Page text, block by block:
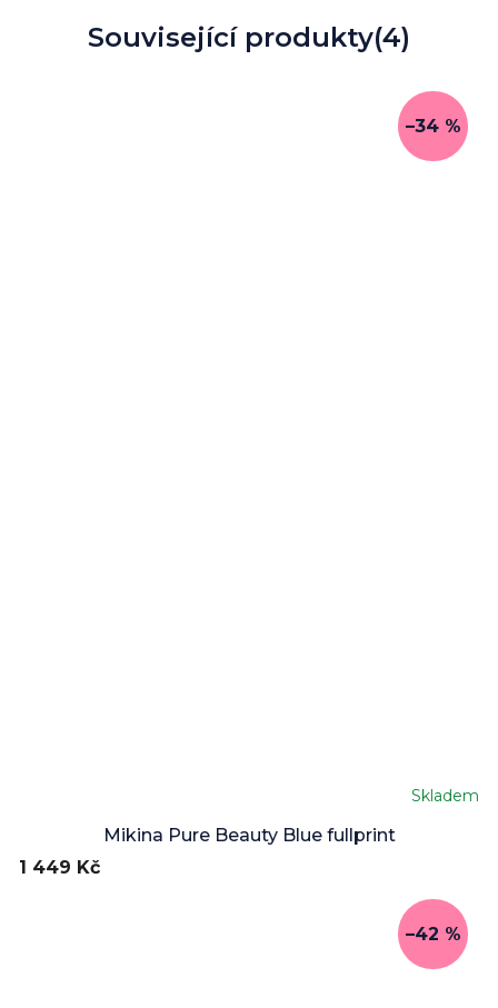
Související produkty(4)
–34 %
Mikina Pure Beauty Blue fullprint
je
Skladem
1 449 Kč
–42 %